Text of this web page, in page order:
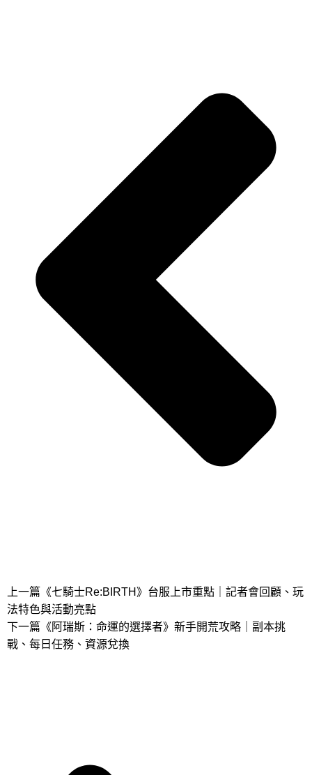
上一篇 《七騎士Re:BIRTH》台服上市重點｜記者會回顧、玩
法特色與活動亮點
下一篇 《阿瑞斯：命運的選擇者》新手開荒攻略｜副本挑
戰、每日任務、資源兌換